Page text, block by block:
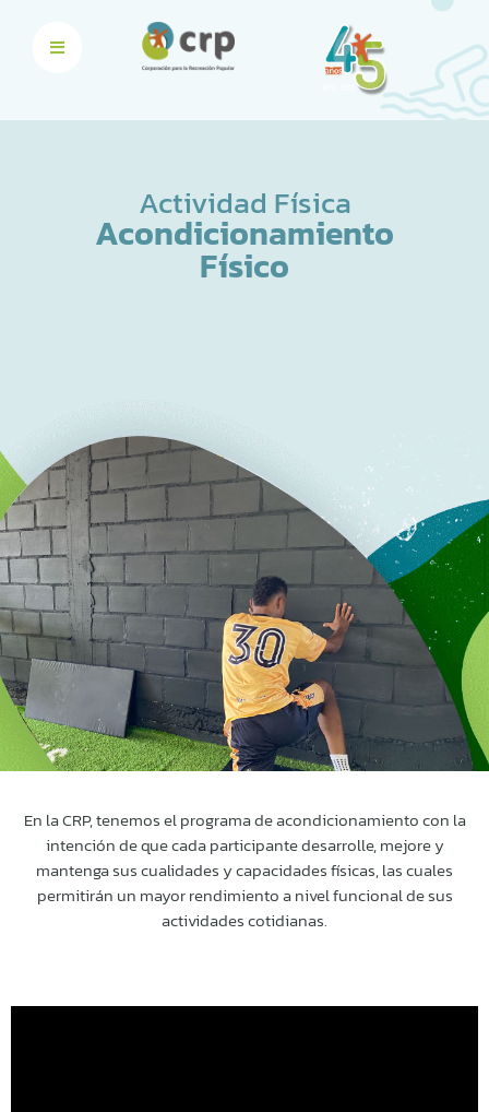
Actividad Física
Acondicionamiento
Físico
En la CRP, tenemos el programa de acondicionamiento con la
intención de que cada participante desarrolle, mejore y
mantenga sus cualidades y capacidades físicas, las cuales
permitirán un mayor rendimiento a nivel funcional de sus
actividades cotidianas.